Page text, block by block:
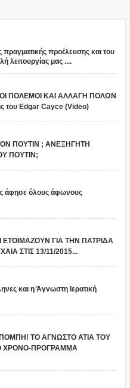
προέλευσης και του
λειτουργίας μας ....
ΠΟΛΕΜΟΙ ΚΑΙ ΑΛΛΑΓΗ ΠΟΛΩΝ
του Edgar Cayce (Video)
ΠΟΥΤΙΝ ; ΑΝΕΞΗΓΗΤΗ
ΠΟΥΤΙΝ;
άφησε όλους άφωνους
ΕΤΟΙΜΑΖΟΥΝ ΓΙΑ ΤΗΝ ΠΑΤΡΙΔΑ
ΣΤΙΣ 13/11/2015...
και η Άγνωστη Ιερατική
ΤΟ ΑΓΝΩΣΤΟ ΑΤΙΑ ΤΟΥ
ΧΡΟΝΟ-ΠΡΟΓΡΑΜΜΑ